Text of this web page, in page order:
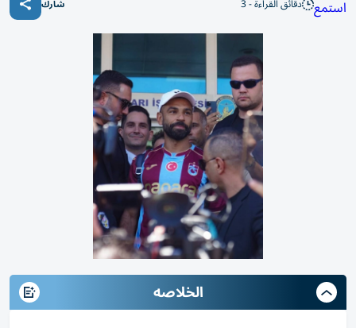
استمع دقائق القراءة - 3 شارك
الخلاصه